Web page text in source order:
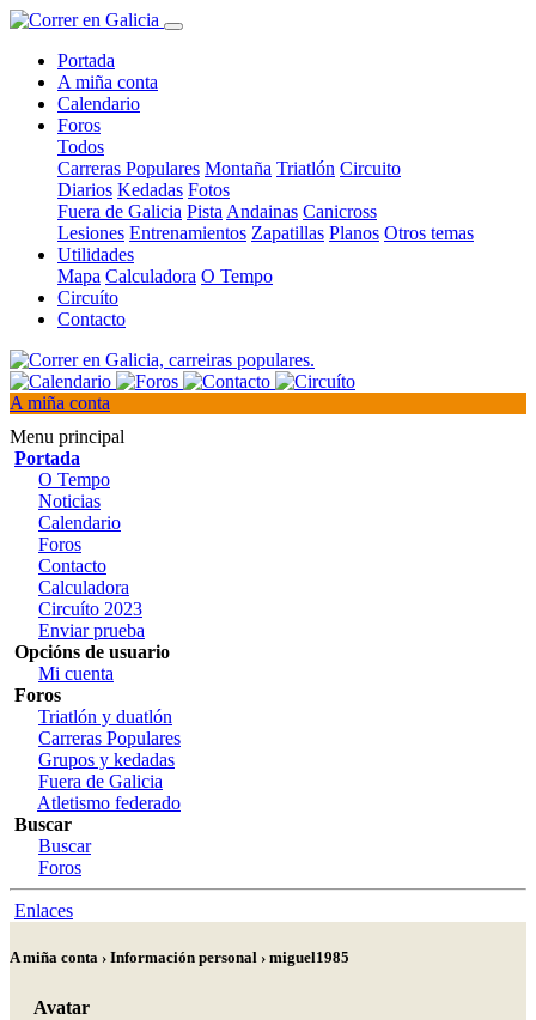
Portada
A miña conta
Calendario
Foros
Todos
Carreras Populares Montaña Triatlón Circuito
Diarios Kedadas Fotos
Fuera de Galicia Pista Andainas Canicross
Lesiones Entrenamientos Zapatillas Planos Otros temas
Utilidades
Mapa Calculadora O Tempo
Circuíto
Contacto
A miña conta
Menu principal
Portada
O Tempo
Noticias
Calendario
Foros
Contacto
Calculadora
Circuíto 2023
Enviar prueba
Opcións de usuario
Mi cuenta
Foros
Triatlón y duatlón
Carreras Populares
Grupos y kedadas
Fuera de Galicia
Atletismo federado
Buscar
Buscar
Foros
Enlaces
A miña conta › Información personal › miguel1985
Avatar